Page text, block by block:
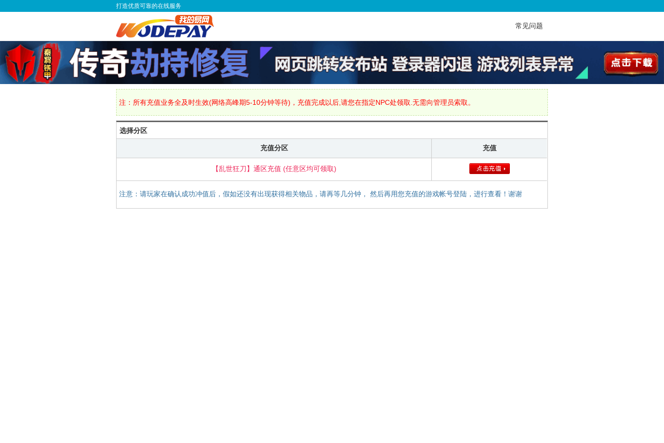
打造优质可靠的在线服务
常见问题
注：所有充值业务全及时生效(网络高峰期5-10分钟等待)，充值完成以后,请您在指定NPC处领取.无需向管理员索取。
选择分区
充值分区 充值
【乱世狂刀】通区充值 (任意区均可领取)
注意：请玩家在确认成功冲值后，假如还没有出现获得相关物品，请再等几分钟， 然后再用您充值的游戏帐号登陆，进行查看！谢谢